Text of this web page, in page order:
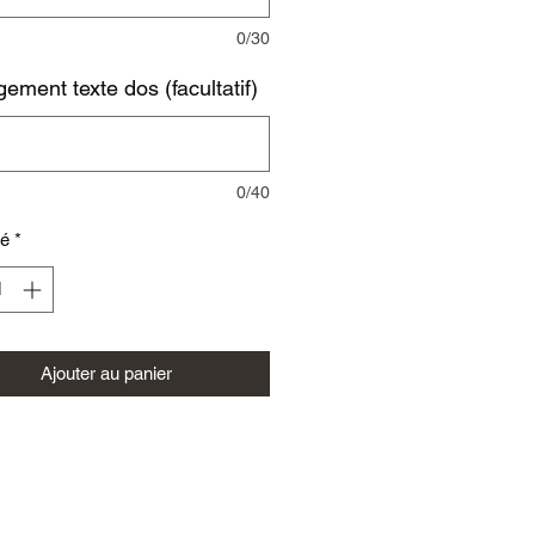
0/30
texte dos (facultatif)
0/40
*
Ajouter au panier